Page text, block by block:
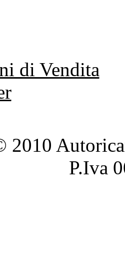
di Vendita
2010
P.Iva